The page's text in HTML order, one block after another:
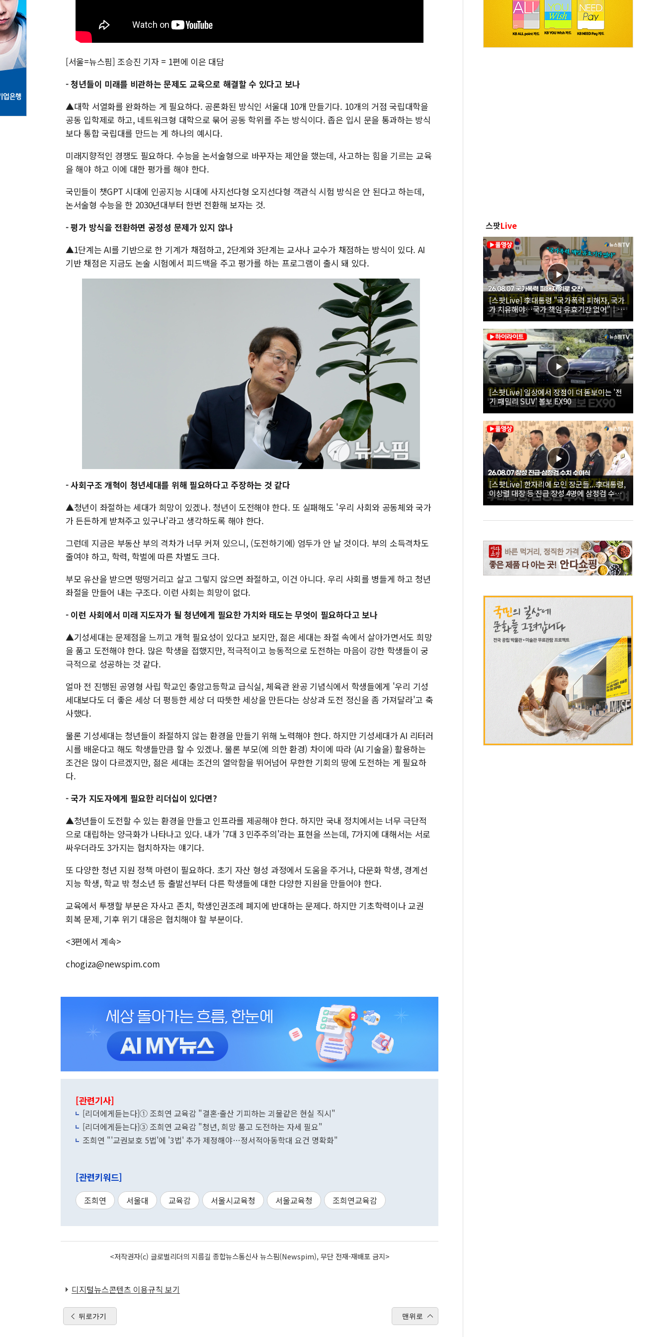
[서울=뉴스핌] 조승진 기자 = 1편에 이은 대담
- 청년들이 미래를 비관하는 문제도 교육으로 해결할 수 있다고 보나
▲대학 서열화를 완화하는 게 필요하다. 공론화된 방식인 서울대 10개 만들기다. 10개의 거점 국립대학을
공동 입학제로 하고, 네트워크형 대학으로 묶어 공동 학위를 주는 방식이다. 좁은 입시 문을 통과하는 방식
보다 통합 국립대를 만드는 게 하나의 예시다.
미래지향적인 경쟁도 필요하다. 수능을 논서술형으로 바꾸자는 제안을 했는데, 사고하는 힘을 기르는 교육
을 해야 하고 이에 대한 평가를 해야 한다.
국민들이 챗GPT 시대에 인공지능 시대에 사지선다형 오지선다형 객관식 시험 방식은 안 된다고 하는데,
논서술형 수능을 한 2030년대부터 한번 전환해 보자는 것.
- 평가 방식을 전환하면 공정성 문제가 있지 않나
▲1단계는 AI를 기반으로 한 기계가 채점하고, 2단계와 3단계는 교사나 교수가 채점하는 방식이 있다. AI
기반 채점은 지금도 논술 시험에서 피드백을 주고 평가를 하는 프로그램이 출시 돼 있다.
- 사회구조 개혁이 청년세대를 위해 필요하다고 주장하는 것 같다
▲청년이 좌절하는 세대가 희망이 있겠나. 청년이 도전해야 한다. 또 실패해도 '우리 사회와 공동체와 국가
가 든든하게 받쳐주고 있구나'라고 생각하도록 해야 한다.
그런데 지금은 부동산 부의 격차가 너무 커져 있으니, (도전하기에) 엄두가 안 날 것이다. 부의 소득격차도
줄여야 하고, 학력, 학벌에 따른 차별도 크다.
부모 유산을 받으면 떵떵거리고 살고 그렇지 않으면 좌절하고, 이건 아니다. 우리 사회를 병들게 하고 청년
좌절을 만들어 내는 구조다. 이런 사회는 희망이 없다.
- 이런 사회에서 미래 지도자가 될 청년에게 필요한 가치와 태도는 무엇이 필요하다고 보나
▲기성세대는 문제점을 느끼고 개혁 필요성이 있다고 보지만, 젊은 세대는 좌절 속에서 살아가면서도 희망
을 품고 도전해야 한다. 많은 학생을 접했지만, 적극적이고 능동적으로 도전하는 마음이 강한 학생들이 궁
극적으로 성공하는 것 같다.
얼마 전 진행된 공영형 사립 학교인 충암고등학교 급식실, 체육관 완공 기념식에서 학생들에게 '우리 기성
세대보다도 더 좋은 세상 더 평등한 세상 더 따뜻한 세상을 만든다는 상상과 도전 정신을 좀 가져달라'고 축
사했다.
물론 기성세대는 청년들이 좌절하지 않는 환경을 만들기 위해 노력해야 한다. 하지만 기성세대가 AI 리터러
시를 배운다고 해도 학생들만큼 할 수 있겠나. 물론 부모(에 의한 환경) 차이에 따라 (AI 기술을) 활용하는
조건은 많이 다르겠지만, 젊은 세대는 조건의 열악함을 뛰어넘어 무한한 기회의 땅에 도전하는 게 필요하
다.
- 국가 지도자에게 필요한 리더십이 있다면?
▲청년들이 도전할 수 있는 환경을 만들고 인프라를 제공해야 한다. 하지만 국내 정치에서는 너무 극단적
으로 대립하는 양극화가 나타나고 있다. 내가 '7대 3 민주주의'라는 표현을 쓰는데, 7가지에 대해서는 서로
싸우더라도 3가지는 협치하자는 얘기다.
또 다양한 청년 지원 정책 마련이 필요하다. 초기 자산 형성 과정에서 도움을 주거나, 다문화 학생, 경계선
지능 학생, 학교 밖 청소년 등 출발선부터 다른 학생들에 대한 다양한 지원을 만들어야 한다.
교육에서 투쟁할 부분은 자사고 존치, 학생인권조례 폐지에 반대하는 문제다. 하지만 기초학력이나 교권
회복 문제, 기후 위기 대응은 협치해야 할 부분이다.
<3편에서 계속>
chogiza@newspim.com
[관련기사]
[리더에게듣는다]① 조희연 교육감 "결혼·출산 기피하는 괴물같은 현실 직시"
[리더에게듣는다]③ 조희연 교육감 "청년, 희망 품고 도전하는 자세 필요"
조희연 "'교권보호 5법'에 '3법' 추가 제정해야…정서적아동학대 요건 명확화"
[관련키워드]
조희연 서울대 교육감 서울시교육청 서울교육청 조희연교육감
<저작권자(c) 글로벌리더의 지름길 종합뉴스통신사 뉴스핌(Newspim), 무단 전재-재배포 금지>
디지털뉴스콘텐츠 이용규칙 보기
뒤로가기 맨위로
스팟Live
[스팟Live] 李대통령 "국가폭력 피해자, 국가
가 치유해야…국가 책임 유효기간 없어"｜
26.08.07 국가폭력 피해자 위로 오찬
[스팟Live] 일상에서 장점이 더 돋보이는 '전
기 패밀리 SUV' 볼보 EX90
[스팟Live] 한자리에 모인 장군들...李대통령,
이상렬 대장 등 진급 장성 4명에 삼정검 수치
직접 수여｜26.08.07 장성 진급·삼정검 수치